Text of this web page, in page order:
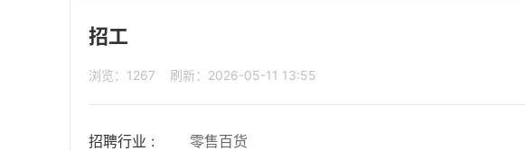
招工
浏览：1267 刷新：2026-05-11 13:55
招聘行业 :
零售百货